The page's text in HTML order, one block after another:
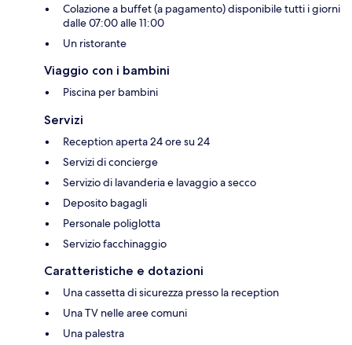
Colazione a buffet (a pagamento) disponibile tutti i giorni
dalle 07:00 alle 11:00
Un ristorante
Viaggio con i bambini
Piscina per bambini
Servizi
Reception aperta 24 ore su 24
Servizi di concierge
Servizio di lavanderia e lavaggio a secco
Deposito bagagli
Personale poliglotta
Servizio facchinaggio
Caratteristiche e dotazioni
Una cassetta di sicurezza presso la reception
Una TV nelle aree comuni
Una palestra